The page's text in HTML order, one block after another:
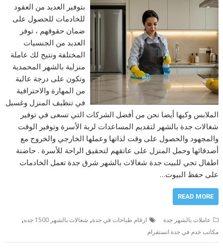
بتوفير العديد من العقود
للخادمات للحصول على
ضمان حقوقهم ، توفر
العديد من الجنسيات
المختلفة ونتيح لك عاملة
منزلية بالشهر المحمدية
وتكون على درجة عالية
من المهارة والاحترافية
في تنظيف المنزل وغسيل
الملابس وكيها أيضا نحن من أفضل الشركات التي تسعى في توفير
شغالات جدة بالشهر لتقديم المساعدات لربة الأسرة وتوفير الوقت
والمجهود والحصول على وقت لذاتها وعملها الخارجي والخروج مع
أصدقائها وحمل المنزل على عاتقهم لتحقيق الراحة للأسرة . حاضنة
اطفال تجي للبيت جدة شغالات بالشهر شرق جدة تعمل الخادمات
على حفظ البيوت…
READ MORE
عاملات بالشهر جدة ارقام طباخات في جدة, شغالات بالشهر 1500 جده ,
مكاتب خدم في جدة انستقرام